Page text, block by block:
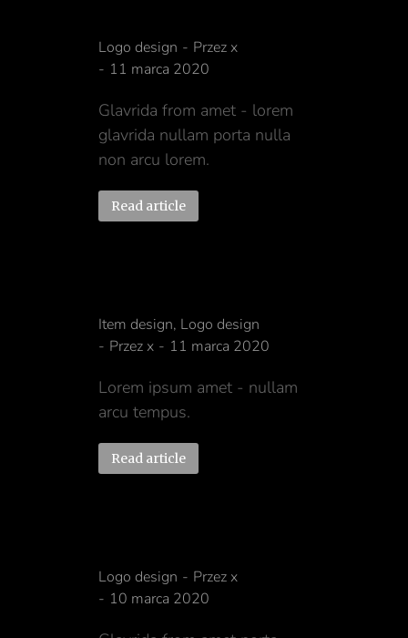
Logo design Przezx
11 marca 2020
Glavrida from amet - lorem
glavrida nullam porta nulla
non arcu lorem.
Read article
Item design, Logo design
Przezx 11 marca 2020
Lorem ipsum amet - nullam
arcu tempus.
Read article
Logo design Przezx
10 marca 2020